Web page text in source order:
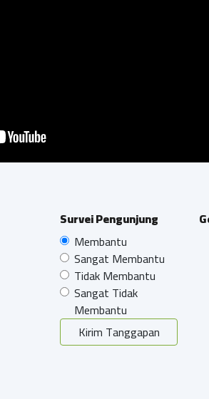
Survei Pengunjung
Membantu
Sangat Membantu
Tidak Membantu
Sangat Tidak
Membantu
Kirim Tanggapan